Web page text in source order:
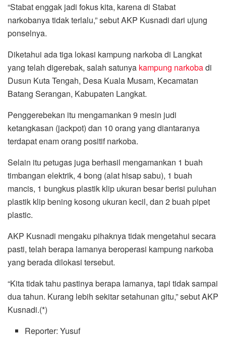
“Stabat enggak jadi fokus kita, karena di Stabat
narkobanya tidak terlalu,” sebut AKP Kusnadi dari ujung
ponselnya.
Diketahui ada tiga lokasi kampung narkoba di Langkat
yang telah digerebak, salah satunya kampung narkobadi
Dusun Kuta Tengah, Desa Kuala Musam, Kecamatan
Batang Serangan, Kabupaten Langkat.
Penggerebekan itu mengamankan 9 mesin judi
ketangkasan (jackpot) dan 10 orang yang diantaranya
terdapat enam orang positif narkoba.
Selain itu petugas juga berhasil mengamankan 1 buah
timbangan elektrik, 4 bong (alat hisap sabu), 1 buah
mancis, 1 bungkus plastik klip ukuran besar berisi puluhan
plastik klip bening kosong ukuran kecil, dan 2 buah pipet
plastic.
AKP Kusnadi mengaku pihaknya tidak mengetahui secara
pasti, telah berapa lamanya beroperasi kampung narkoba
yang berada dilokasi tersebut.
“Kita tidak tahu pastinya berapa lamanya, tapi tidak sampai
dua tahun. Kurang lebih sekitar setahunan gitu,” sebut AKP
Kusnadi.(*)
Reporter: Yusuf